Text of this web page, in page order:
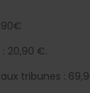
20,90 €.
tribunes :